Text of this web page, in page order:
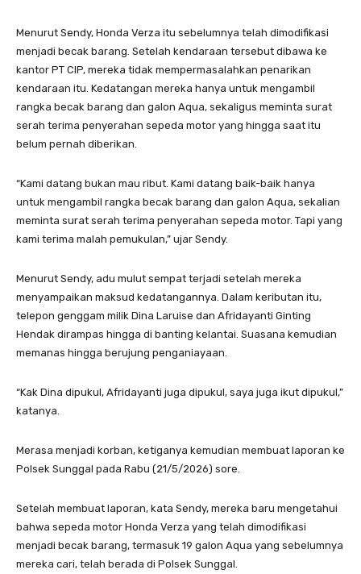
Menurut Sendy, Honda Verza itu sebelumnya telah dimodifikasi
menjadi becak barang. Setelah kendaraan tersebut dibawa ke
kantor PT CIP, mereka tidak mempermasalahkan penarikan
kendaraan itu. Kedatangan mereka hanya untuk mengambil
rangka becak barang dan galon Aqua, sekaligus meminta surat
serah terima penyerahan sepeda motor yang hingga saat itu
belum pernah diberikan.
“Kami datang bukan mau ribut. Kami datang baik-baik hanya
untuk mengambil rangka becak barang dan galon Aqua, sekalian
meminta surat serah terima penyerahan sepeda motor. Tapi yang
kami terima malah pemukulan,” ujar Sendy.
Menurut Sendy, adu mulut sempat terjadi setelah mereka
menyampaikan maksud kedatangannya. Dalam keributan itu,
telepon genggam milik Dina Laruise dan Afridayanti Ginting
Hendak dirampas hingga di banting kelantai. Suasana kemudian
memanas hingga berujung penganiayaan.
“Kak Dina dipukul, Afridayanti juga dipukul, saya juga ikut dipukul,”
katanya.
Merasa menjadi korban, ketiganya kemudian membuat laporan ke
Polsek Sunggal pada Rabu (21/5/2026) sore.
Setelah membuat laporan, kata Sendy, mereka baru mengetahui
bahwa sepeda motor Honda Verza yang telah dimodifikasi
menjadi becak barang, termasuk 19 galon Aqua yang sebelumnya
mereka cari, telah berada di Polsek Sunggal.